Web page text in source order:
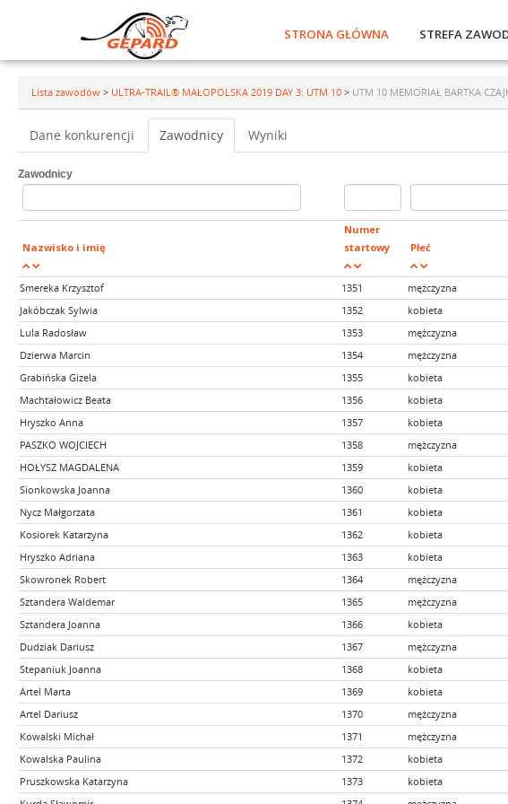
STRONA GŁÓWNA STREFA
Lista zawodów > ULTRA-TRAIL® MAŁOPOLSKA 2019 DAY 3: UTM 10 > UTM 10 MEMORIAŁ BARTKA
Dane konkurencji Zawodnicy Wyniki
Zawodnicy
Nazwisko i imię
Numer
startowy
Płeć
Smereka Krzysztof 1351 mężczyzna
Jakóbczak Sylwia
1352 kobieta
Lula Radosław
1353 mężczyzna
Dzierwa Marcin
1354 mężczyzna
Grabińska Gizela
1355 kobieta
Machtałowicz Beata
1356 kobieta
Hryszko Anna
1357 kobieta
PASZKO WOJCIECH
1358 mężczyzna
HOŁYSZ MAGDALENA
1359 kobieta
Sionkowska Joanna
1360 kobieta
Nycz Małgorzata
1361 kobieta
Kosiorek Katarzyna
1362 kobieta
Hryszko Adriana
1363 kobieta
Skowronek Robert
1364 mężczyzna
Sztandera Waldemar
1365 mężczyzna
Sztandera Joanna
1366 kobieta
Dudziak Dariusz
1367 mężczyzna
Stepaniuk Joanna
1368 kobieta
Artel Marta
1369 kobieta
Artel Dariusz
1370 mężczyzna
Kowalski Michał
1371 mężczyzna
Kowalska Paulina
1372 kobieta
Pruszkowska Katarzyna
1373 kobieta